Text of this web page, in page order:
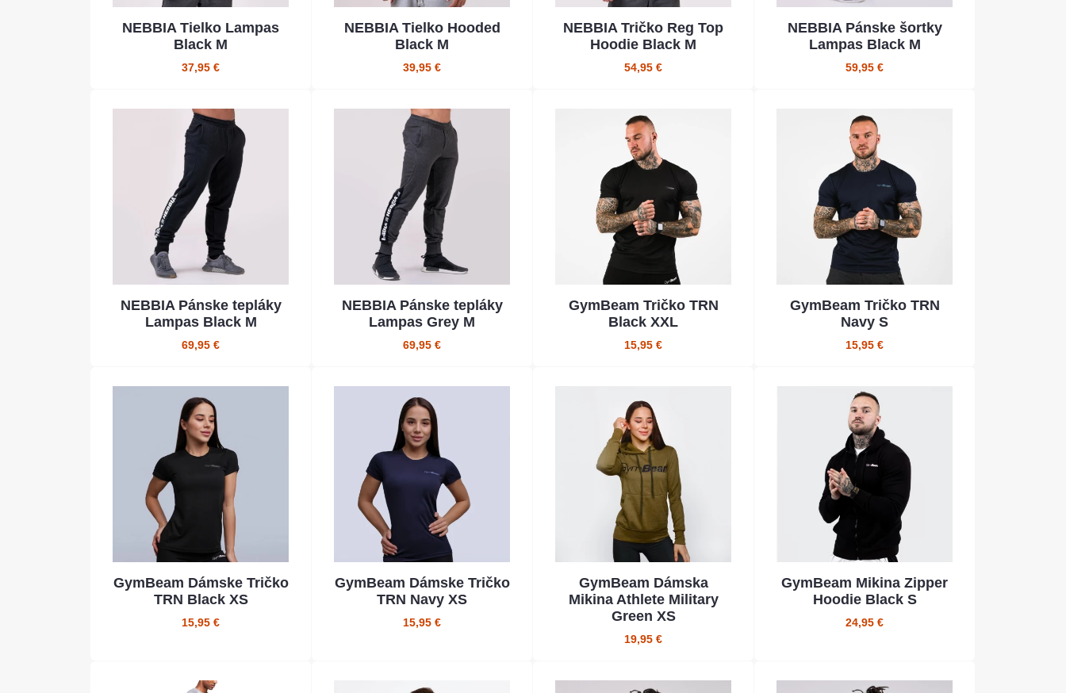
NEBBIA Tielko Lampas
Black M
37,95 €
NEBBIA Tielko Hooded
Black M
39,95 €
NEBBIA Tričko Reg Top
Hoodie Black M
54,95 €
NEBBIA Pánske šortky
Lampas Black M
59,95 €
NEBBIA Pánske tepláky
Lampas Black M
69,95 €
NEBBIA Pánske tepláky
Lampas Grey M
69,95 €
GymBeam Tričko TRN
Black XXL
15,95 €
GymBeam Tričko TRN
Navy S
15,95 €
GymBeam Dámske Tričko
TRN Black XS
15,95 €
GymBeam Dámske Tričko
TRN Navy XS
15,95 €
GymBeam Dámska
Mikina Athlete Military
Green XS
19,95 €
GymBeam Mikina Zipper
Hoodie Black S
24,95 €